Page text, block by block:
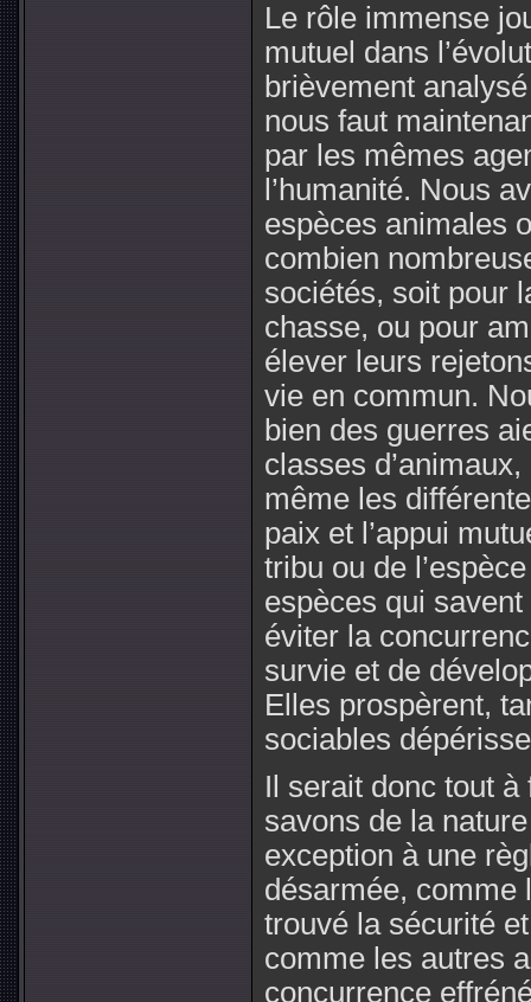
Le rôle immense
mutuel dans
brièvement
nous faut
par les mêmes
l’humanité. Nous
espèces animales
combien
sociétés, soit pour
chasse, ou pour
élever leurs
vie en commun.
bien des guerres
classes
même les
paix et l’appui
tribu ou de
espèces qui
éviter la
survie et de
Elles prospèrent,
sociables
Il serait donc tout
savons de la
exception à une
désarmée, comme
trouvé la sécurité
comme les autres
concurrence